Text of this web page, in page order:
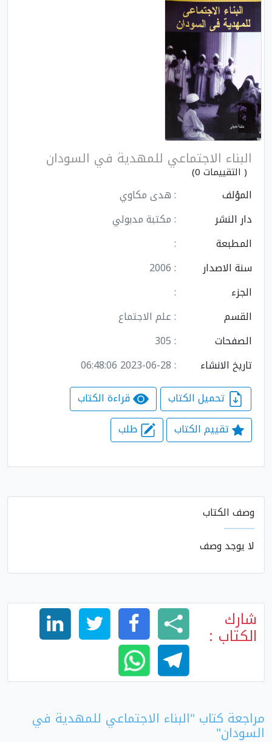
البناء الاجتماعي للمهدية في السودان
( التقييمات 0)
المؤلف
: هدى مكاوي
دار النشر
: مكتبة مدبولي
المطبعة
:
سنة الاصدار
: 2006
الجزء
:
القسم
: علم الاجتماع
الصفحات
: 305
تاريخ الانشاء
: 2023-06-28 06:48:06
قراءة الكتاب
تقييم الكتاب
طلب
وصف الكتاب
لا يوجد وصف
شارك
الكتاب :
مراجعة كتاب "البناء الاجتماعي للمهدية في
السودان"